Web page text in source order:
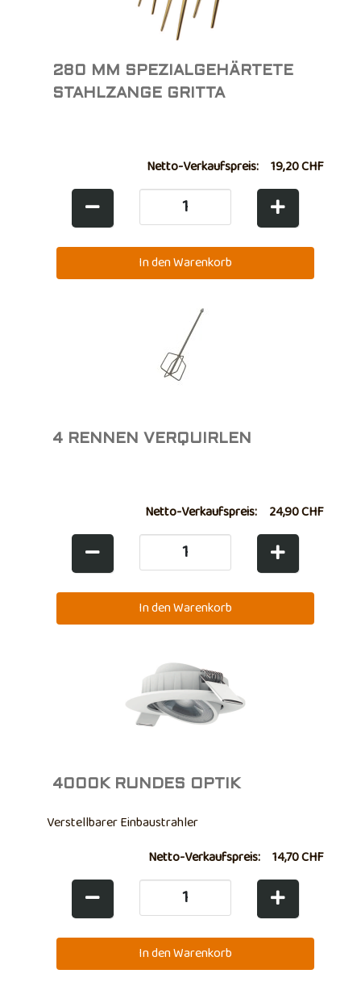
280 MM SPEZIALGEHÄRTETE
STAHLZANGE GRITTA
Netto-Verkaufspreis: 19,20 CHF
4 RENNEN VERQUIRLEN
Netto-Verkaufspreis: 24,90 CHF
4000K RUNDES OPTIK
Verstellbarer Einbaustrahler
Netto-Verkaufspreis: 14,70 CHF